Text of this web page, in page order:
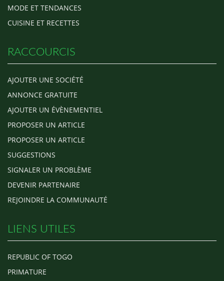
MODE ET TENDANCES
CUISINE ET RECETTES
RACCOURCIS
AJOUTER UNE SOCIÉTÉ
ANNONCE GRATUITE
AJOUTER UN ÉVÈNEMENTIEL
PROPOSER UN ARTICLE
PROPOSER UN ARTICLE
SUGGESTIONS
SIGNALER UN PROBLÈME
DEVENIR PARTENAIRE
REJOINDRE LA COMMUNAUTÉ
LIENS UTILES
REPUBLIC OF TOGO
PRIMATURE